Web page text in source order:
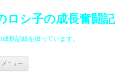
ロシ子の成長奮闘記
長記録を綴っています。
メニュー